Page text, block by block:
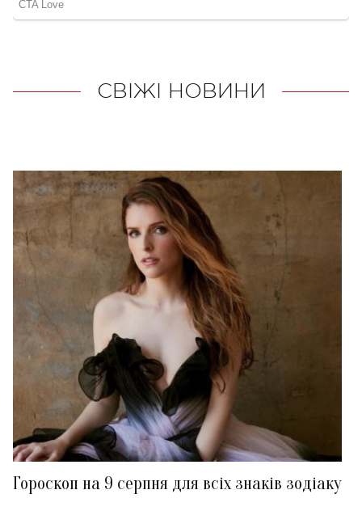
СВІЖІ НОВИНИ
Гороскоп на 9 серпня для всіх знаків зодіаку